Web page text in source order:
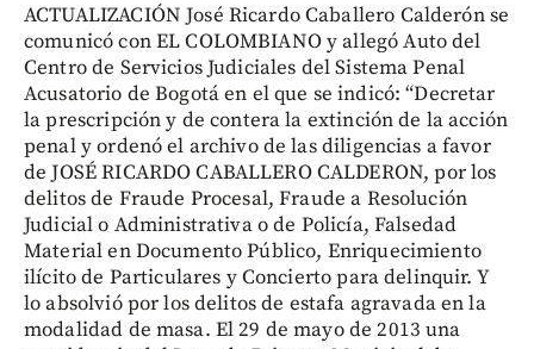
ACTUALIZACIÓN José Ricardo Caballero Calderón se
comunicó con EL COLOMBIANO y allegó Auto del
Centro de Servicios Judiciales del Sistema Penal
Acusatorio de Bogotá en el que se indicó: “Decretar
la prescripción y de contera la extinción de la acción
penal y ordenó el archivo de las diligencias a favor
de JOSÉ RICARDO CABALLERO CALDERON, por los
delitos de Fraude Procesal, Fraude a Resolución
Judicial o Administrativa o de Policía, Falsedad
Material en Documento Público, Enriquecimiento
ilícito de Particulares y Concierto para delinquir. Y
lo absolvió por los delitos de estafa agravada en la
modalidad de masa. El 29 de mayo de 2013 una